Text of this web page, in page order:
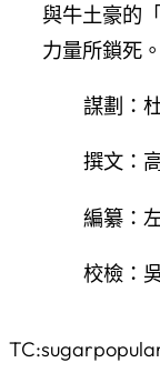
與牛土豪的
力量所鎖死
謀劃：
撰文：
編纂：
校檢：